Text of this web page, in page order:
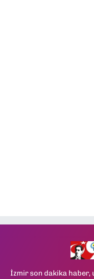
İzmir son dakika haber,